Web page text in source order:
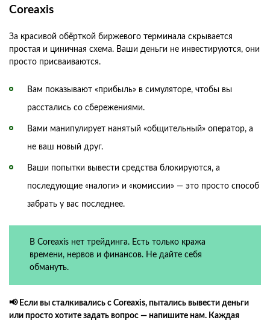
Coreaxis
За красивой обёрткой биржевого терминала скрывается
простая и циничная схема. Ваши деньги не инвестируются, они
просто присваиваются.
Вам показывают «прибыль» в симуляторе, чтобы вы
расстались со сбережениями.
Вами манипулирует нанятый «общительный» оператор, а
не ваш новый друг.
Ваши попытки вывести средства блокируются, а
последующие «налоги» и «комиссии» — это просто способ
забрать у вас последнее.
В Coreaxis нет трейдинга. Есть только кража
времени, нервов и финансов. Не дайте себя
обмануть.
📢 Если вы сталкивались с Coreaxis, пытались вывести деньги
или просто хотите задать вопрос — напишите нам. Каждая